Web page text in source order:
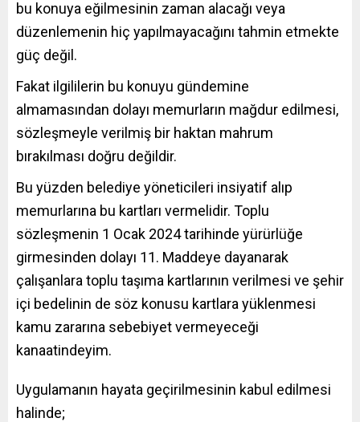
bu konuya eğilmesinin zaman alacağı veya
düzenlemenin hiç yapılmayacağını tahmin etmekte
güç değil.
Fakat ilgililerin bu konuyu gündemine
almamasından dolayı memurların mağdur edilmesi,
sözleşmeyle verilmiş bir haktan mahrum
bırakılması doğru değildir.
Bu yüzden belediye yöneticileri insiyatif alıp
memurlarına bu kartları vermelidir. Toplu
sözleşmenin 1 Ocak 2024 tarihinde yürürlüğe
girmesinden dolayı 11. Maddeye dayanarak
çalışanlara toplu taşıma kartlarının verilmesi ve şehir
içi bedelinin de söz konusu kartlara yüklenmesi
kamu zararına sebebiyet vermeyeceği
kanaatindeyim.
Uygulamanın hayata geçirilmesinin kabul edilmesi
halinde;